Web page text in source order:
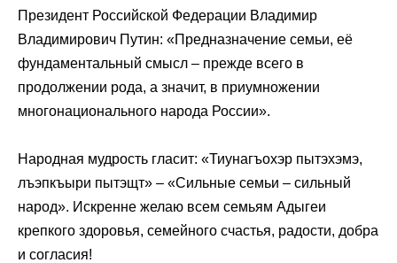
Президент Российской Федерации Владимир
Владимирович Путин: «Предназначение семьи, её
фундаментальный смысл – прежде всего в
продолжении рода, а значит, в приумножении
многонационального народа России».
Народная мудрость гласит: «Тиунагъохэр пытэхэмэ,
лъэпкъыри пытэщт» – «Сильные семьи – сильный
народ». Искренне желаю всем семьям Адыгеи
крепкого здоровья, семейного счастья, радости, добра
и согласия!